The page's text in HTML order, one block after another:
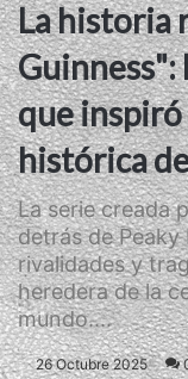
La historia
Guinness":
que inspiró
histórica
La serie creada
detrás de Peaky
rivalidades y
heredera de la
mundo....
26 Octubre 2025